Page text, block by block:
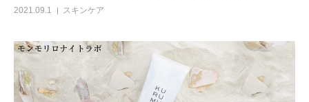
2021.09.1 スキンケア
モンモリロナイトラボ
お知らせ
えどがわ楽市